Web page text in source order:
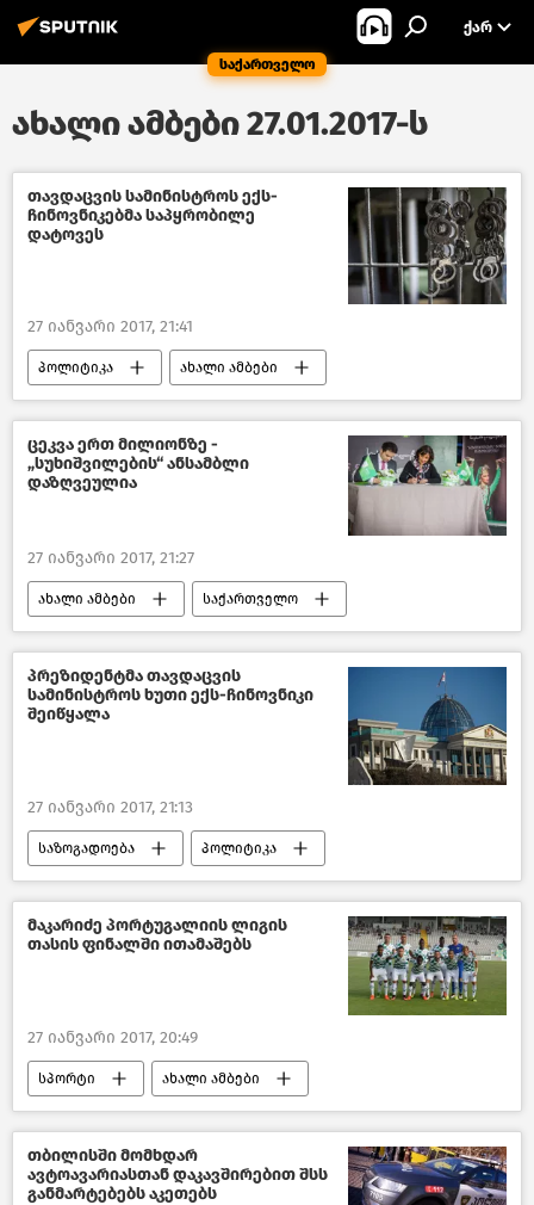
საქართველო
ᲥᲐᲠ
ახალი ამბები 27.01.2017-ს
თავდაცვის სამინისტროს ექს-
ჩინოვნიკებმა საპყრობილე
დატოვეს
27 იანვარი 2017, 21:41
პოლიტიკა ახალი ამბები
საქართველო
ცეკვა ერთ მილიონზე -
„სუხიშვილების“ ანსამბლი
დაზღვეულია
27 იანვარი 2017, 21:27
ახალი ამბები საქართველო
კულტურა საქართველოში
პრეზიდენტმა თავდაცვის
სამინისტროს ხუთი ექს-ჩინოვნიკი
შეიწყალა
27 იანვარი 2017, 21:13
საზოგადოება პოლიტიკა
ახალი ამბები საქართველო
მაკარიძე პორტუგალიის ლიგის
თასის ფინალში ითამაშებს
27 იანვარი 2017, 20:49
სპორტი ახალი ამბები
თბილისში მომხდარ
ავტოავარიასთან დაკავშირებით შსს
განმარტებებს აკეთებს